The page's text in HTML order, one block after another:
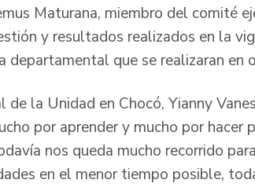
Maturana, miembro del comité
y resultados realizados en la
departamental que se realizaran en
la Unidad en Chocó, Yianny
por aprender y mucho por hacer
nos queda mucho recorrido
en el menor tiempo posible,